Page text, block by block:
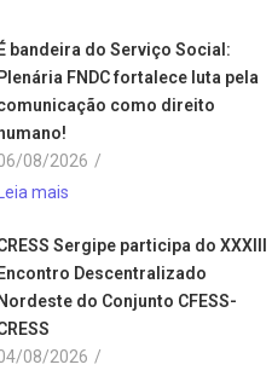
bandeira do Serviço Social:
FNDC fortalece luta pela
como direito
08/2026 /
mais
Sergipe participa do XXXIII
Descentralizado
do Conjunto CFESS-
08/2026 /